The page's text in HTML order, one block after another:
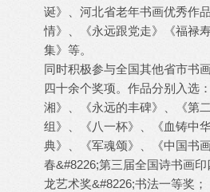
诞》、河北省老年书画优秀作
情》、《永远跟党走》《福禄
集》等。
同时积极参与全国其他省市书
四十余个奖项。作品分别入选
湘》、《永远的丰碑》、《第
组》、《八一杯》、《血铸中
典》、《军魂颂》、《中国书
春&#8226;第三届全国诗书画
龙艺术奖&#8226;书法一等奖；